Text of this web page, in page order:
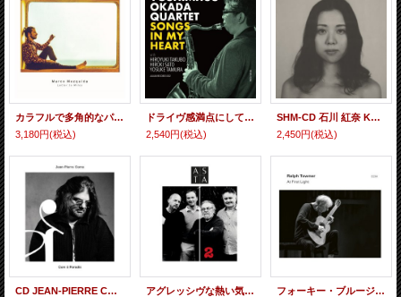
カラフルで多角的なパーカッション鳴動が今までにない清新なるビート・グルーヴ感を醸成する中、クール・スウィートで耽美的なピアノのロマネスク・プレイが詩情豊かに煌めくような瑞々しい生鮮妙味を発揮する独創作 CD MARCO MEZQUIDA マルコ・メスキーダ / LETTER TO MILOS
3,180円(税込)
ドライヴ感満点にしてソフト&マイルドな温もり溢れる滑脱テナー・ブロウが粋渋の窮みたる妙味を揮った極上の寛ぎ豊饒世界 CD 岡田 嘉満 カルテット YOSHIMITSU OKADA QUARTET / SONGS IN MY HEART
2,540円(税込)
SHM-CD 石川 紅奈 KURENA ISHIKAWA / Kurena
2,450円(税込)
CD JEAN-PIERRE COMO ジャン・ピエール・コモ / Com O Paradis
アグレッシヴな熱い気魄とクールな思索性を交錯させるテナーや、徹底して強硬ダイナミックに疾駆するソリッド・ピアノ、シャープ&スリリングに斬り込んでくる鮮烈ドラム、らがフレッシュ&テイスティーに見せ場を競い合う現代ユーロ系モード・ジャズ会心の一撃! CD ANDRÉ CECCARELLI (feat. Sylvain Beuf, Thomas Bramerie, Antonio Faraò) アンドレ・チェッカレッリ他 / ASTA 2
フォーキー・ブルージーな哀愁や牧歌性と旨口バピッシュなダイナミック・グルーヴ感を併せ持った簡潔質素にして情味滲むアコースティック・ギターの熟練至芸 CD RALPH TOWNER ラルフ・タウナー / AT FIRST LIGHT